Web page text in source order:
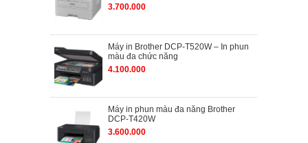
3.700.000
Máy in Brother DCP-T520W – In phun
màu đa chức năng
4.100.000
Máy in phun màu đa năng Brother
DCP-T420W
3.600.000